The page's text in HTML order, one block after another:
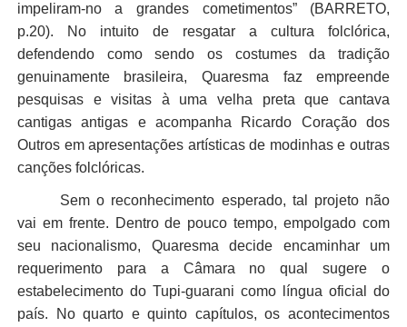
impeliram-no a grandes cometimentos” (BARRETO,
p.20). No intuito de resgatar a cultura folclórica,
defendendo como sendo os costumes da tradição
genuinamente brasileira, Quaresma faz empreende
pesquisas e visitas à uma velha preta que cantava
cantigas antigas e acompanha Ricardo Coração dos
Outros em apresentações artísticas de modinhas e outras
canções folclóricas.
Sem o reconhecimento esperado, tal projeto não
vai em frente. Dentro de pouco tempo, empolgado com
seu nacionalismo, Quaresma decide encaminhar um
requerimento para a Câmara no qual sugere o
estabelecimento do Tupi-guarani como língua oficial do
país. No quarto e quinto capítulos, os acontecimentos